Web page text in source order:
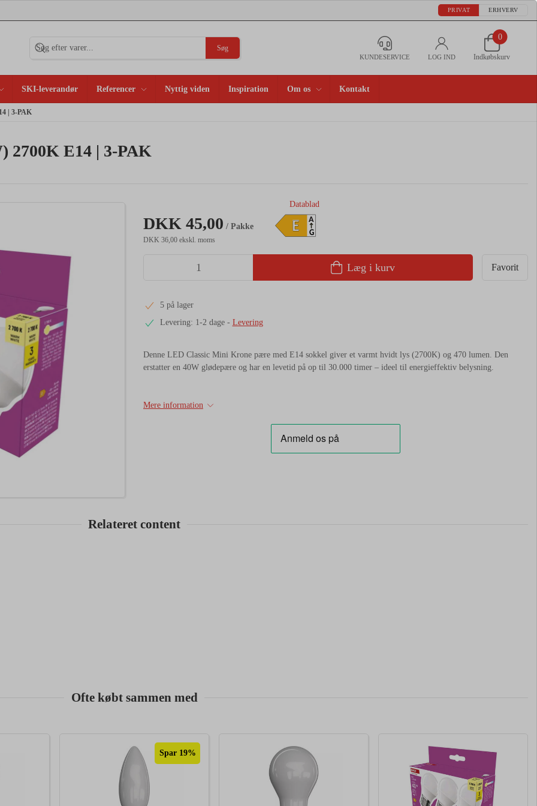
PRIVAT ERHVERV
Søg
KUNDESERVICE LOG IND
0
Indkøbskurv
SKI-leverandør Referencer Nyttig viden Inspiration Om os Kontakt
| 3-PAK
2700K E14 | 3-PAK
DKK 45,00 / Pakke
Datablad
E A
G
DKK 36,00 ekskl. moms
Læg i kurv Favorit
5 på lager
Levering: 1-2 dage- Levering
Denne LED Classic Mini Krone pære med E14 sokkel giver et varmt hvidt lys (2700K) og 470 lumen. Den
erstatter en 40W glødepære og har en levetid på op til 30.000 timer – ideel til energieffektiv belysning.
Mere information
Relateret content
Ofte købt sammen med
Spar 19%